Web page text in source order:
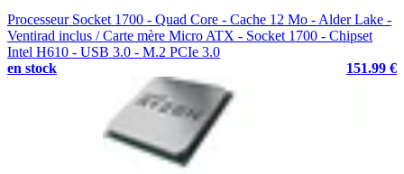
Processeur Socket 1700 - Quad Core - Cache 12 Mo - Alder Lake -
Ventirad inclus / Carte mère Micro ATX - Socket 1700 - Chipset
Intel H610 - USB 3.0 - M.2 PCIe 3.0
en stock
151.99 €